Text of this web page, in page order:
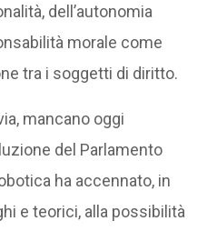
dell’autonomia
morale come
tra i soggetti di diritto.
mancano oggi
del Parlamento
ha accennato, in
e teorici, alla possibilità